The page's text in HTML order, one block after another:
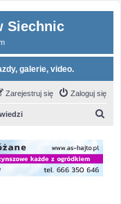
Siechnic
galerie, video.
Zaloguj się
Zarejestruj się